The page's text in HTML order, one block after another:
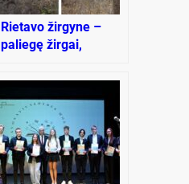
Rietavo žirgyne –
paliegę žirgai,
netvarka ir kontrolės
trūkumas